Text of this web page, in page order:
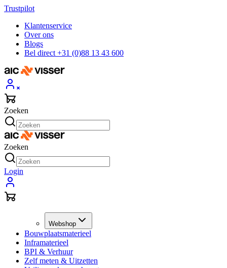
Trustpilot
Klantenservice
Over ons
Blogs
Bel direct +31 (0)88 13 43 600
Zoeken
Zoeken
Login
Webshop
Bouwplaatsmaterieel
Inframaterieel
BPI & Verhuur
Zelf meten & Uitzetten